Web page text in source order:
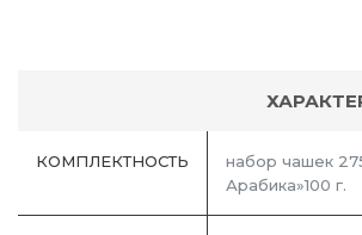
КОМПЛЕКТНОСТЬ
набор чашек
Арабика»100 г.